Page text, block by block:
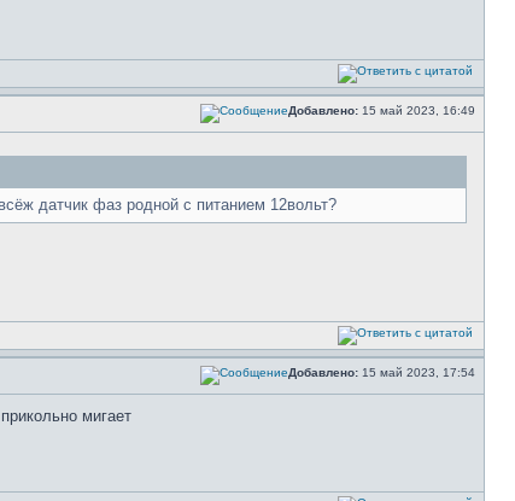
Добавлено: 15 май 2023, 16:49
датчик фаз родной с питанием 12вольт?
Добавлено: 15 май 2023, 17:54
мигает